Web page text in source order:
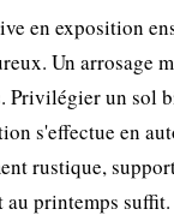
en exposition
Un arrosage
Privilégier un sol
s'effectue en
rustique,
au printemps